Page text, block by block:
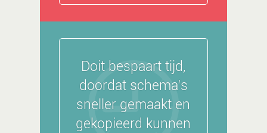
Doit bespaart tijd,
doordat schema’s
sneller gemaakt en
gekopieerd kunnen